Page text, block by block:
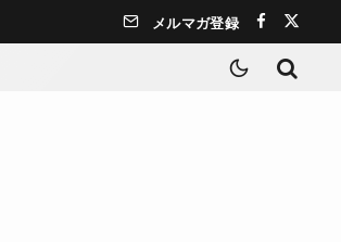
メルマガ登録